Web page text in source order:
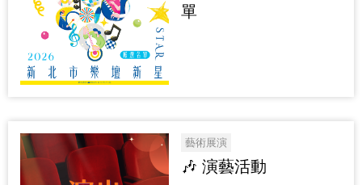
單
藝術展演
🎶 演藝活動